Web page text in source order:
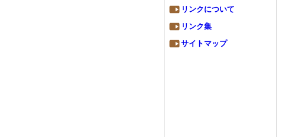
リンクについて
リンク集
サイトマップ